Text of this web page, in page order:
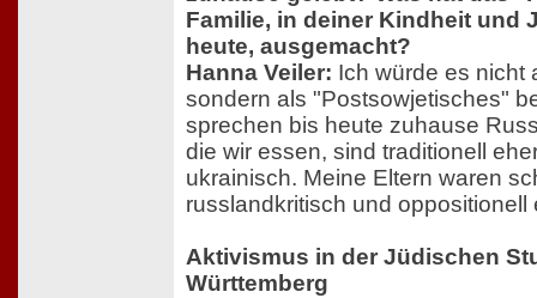
Familie, in deiner Kindheit und
heute, ausgemacht?
Hanna Veiler: Ich würde es nicht
sondern als "Postsowjetisches"
sprechen bis heute zuhause
die wir essen, sind traditionell
ukrainisch. Meine Eltern waren
russlandkritisch und oppositionell
Aktivismus in der Jüdischen
Württemberg